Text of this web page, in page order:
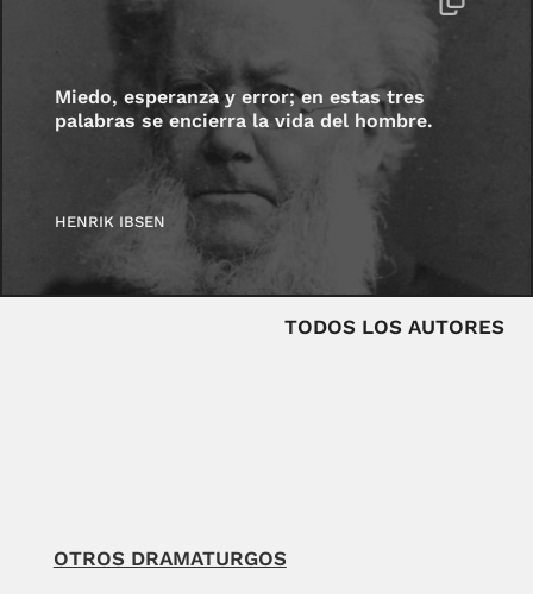
Miedo, esperanza y error; en estas tres
palabras se encierra la vida del hombre.
HENRIK IBSEN
TODOS LOS AUTORES
OTROS DRAMATURGOS